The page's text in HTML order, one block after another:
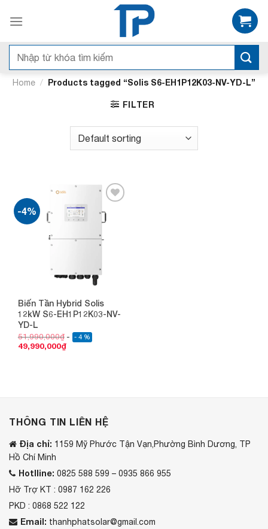
qua
dungSearch
Home / Products tagged “Solis S6-EH1P12K03-NV-YD-L”
FILTER
-4%
wishlist
Biến Tần Hybrid Solis
12kW S6-EH1P12K03-NV-
YD-L
51,990,000₫ - 4 %
49,990,000₫
THÔNG TIN LIÊN HỆ
Địa chỉ: 1159 Mỹ Phước Tận Vạn,Phường Bình Dương, TP
Hồ Chí Minh
Hotlline: 0825 588 599 – 0935 866 955
Hỡ Trợ KT : 0987 162 226
PKD : 0868 522 122
Email: thanhphatsolar@gmail.com